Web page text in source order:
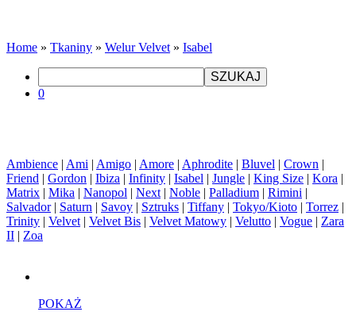
Home » Tkaniny » Welur Velvet » Isabel
SZUKAJ
0
Ambience | Ami | Amigo | Amore | Aphrodite | Bluvel | Crown |
Friend | Gordon | Ibiza | Infinity | Isabel | Jungle | King Size | Kora |
Matrix | Mika | Nanopol | Next | Noble | Palladium | Rimini |
Salvador| Saturn | Savoy | Sztruks | Tiffany | Tokyo/Kioto | Torrez |
Trinity | Velvet | Velvet Bis | Velvet Matowy | Velutto | Vogue | Zara
II | Zoa
POKAŻ